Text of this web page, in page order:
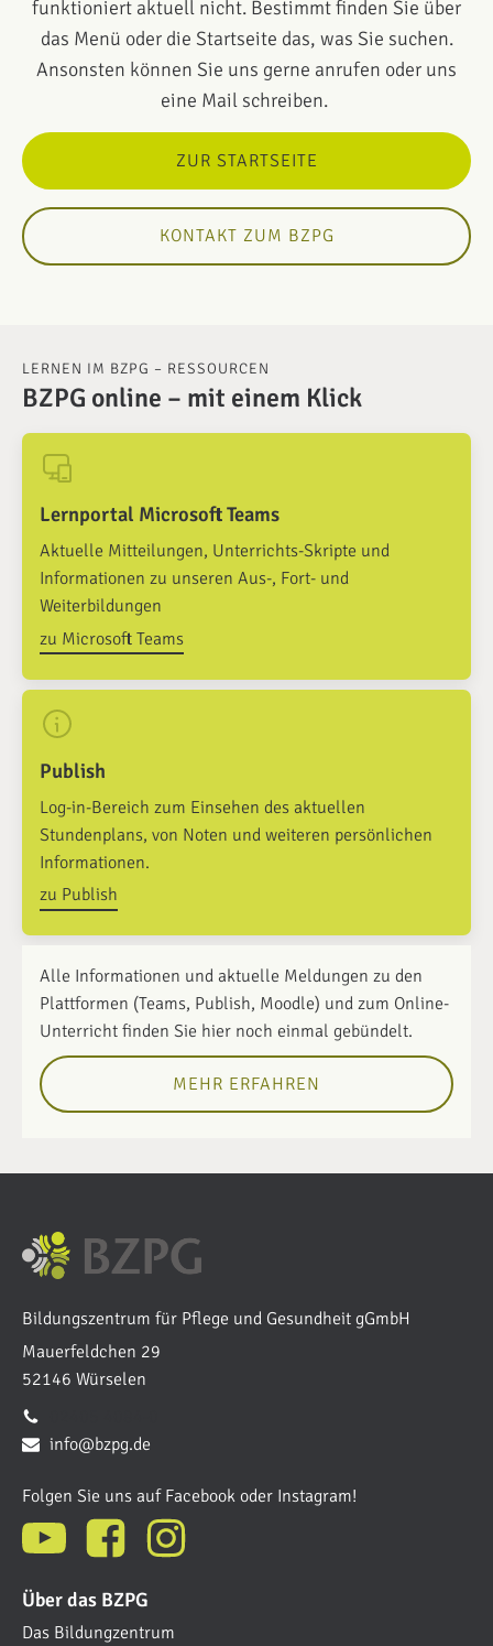
funktioniert aktuell nicht. Bestimmt finden Sie über
das Menü oder die Startseite das, was Sie suchen.
Ansonsten können Sie uns gerne anrufen oder uns
eine Mail schreiben.
ZUR STARTSEITE
KONTAKT ZUM BZPG
LERNEN IM BZPG – RESSOURCEN
BZPG online – mit einem Klick
Lernportal Microsoft Teams
Aktuelle Mitteilungen, Unterrichts-Skripte und
Informationen zu unseren Aus-, Fort- und
Weiterbildungen
zu Microsoft Teams
Publish
Log-in-Bereich zum Einsehen des aktuellen
Stundenplans, von Noten und weiteren persönlichen
Informationen.
zu Publish
Alle Informationen und aktuelle Meldungen zu den
Plattformen (Teams, Publish, Moodle) und zum Online-
Unterricht finden Sie hier noch einmal gebündelt.
MEHR ERFAHREN
Bildungszentrum für Pflege und Gesundheit gGmbH
Mauerfeldchen 29
52146 Würselen
info@bzpg.de
Folgen Sie uns auf Facebook oder Instagram!
Über das BZPG
Das Bildungzentrum